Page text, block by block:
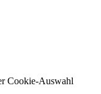
Cookie-Auswahl